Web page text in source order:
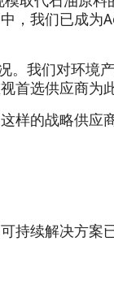
，我们已成为
。我们对环境
选供应商为
样的战略供应
持续解决方案